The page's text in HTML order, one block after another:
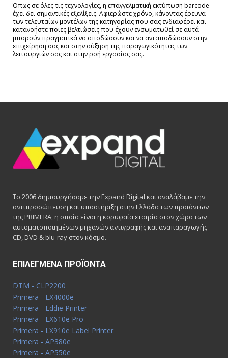
Όπως σε όλες τις τεχνολογίες, η επαγγελματική εκτύπωση barcode
έχει δει σημαντικές εξελίξεις. Αφιερώστε χρόνο, κάνοντας έρευνα
των τελευταίων μοντέλων της κατηγορίας που σας ενδιαφέρει και
κατανοήστε ποιες βελτιώσεις που έχουν ενσωματωθεί σε αυτά
μπορούν πραγματικά να αποδώσουν και να ανταποδώσουν στην
επιχείρηση σας και στην αύξηση της παραγωγικότητας των
λειτουργιών σας και στην ροή εργασίας σας.
Το 2006 δημιουργήσαμε την Expand Digital και αναλάβαμε την
αντιπροσώπευση και υποστήριξη στην Ελλάδα των προϊόντων
της PRIMERA, η οποία είναι η κορυφαία εταιρία στον χώρο των
αυτοματοποιημένων μηχανών αντιγραφής και αναπαραγωγής
CD, DVD & blu-ray στον κόσμο.
ΕΠΙΛΕΓΜΈΝΑ ΠΡΟΪΌΝΤΑ
DTM - CLP2200
Primera - LX4000e
Primera - Eddie Printer
Primera - LX610e Pro
Primera - LX910e Label Printer
Primera - AP380e
Primera - AP550e